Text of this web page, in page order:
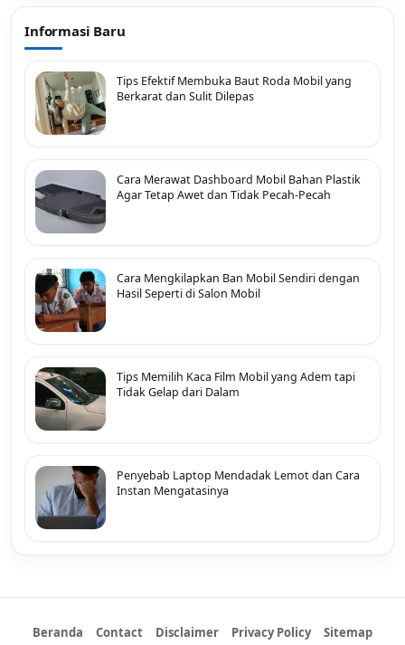
Informasi Baru
Tips Efektif Membuka Baut Roda Mobil yang
Berkarat dan Sulit Dilepas
Cara Merawat Dashboard Mobil Bahan Plastik
Agar Tetap Awet dan Tidak Pecah-Pecah
Cara Mengkilapkan Ban Mobil Sendiri dengan
Hasil Seperti di Salon Mobil
Tips Memilih Kaca Film Mobil yang Adem tapi
Tidak Gelap dari Dalam
Penyebab Laptop Mendadak Lemot dan Cara
Instan Mengatasinya
Beranda Contact Disclaimer Privacy Policy Sitemap